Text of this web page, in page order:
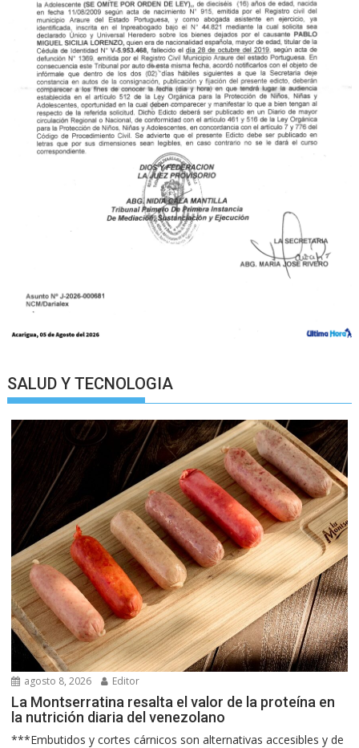
SALUD Y TECNOLOGIA
agosto 8, 2026 Editor
La Montserratina resalta el valor de la proteína en
la nutrición diaria del venezolano
***Embutidos y cortes cárnicos son alternativas accesibles y de